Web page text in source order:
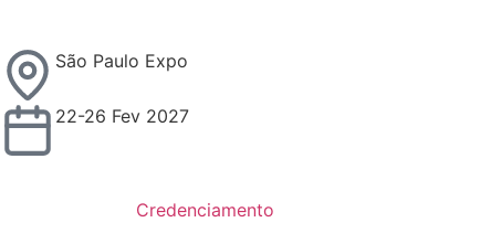
São Paulo Expo
22-26 Fev 2027
Credenciamento